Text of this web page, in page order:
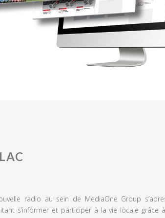
radio au sein de MediaOne Group
s’informer et participer à la vie locale grâce